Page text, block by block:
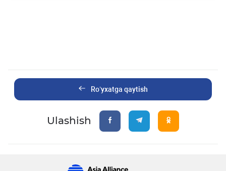
Ro’yxatga qaytish
Ulashish